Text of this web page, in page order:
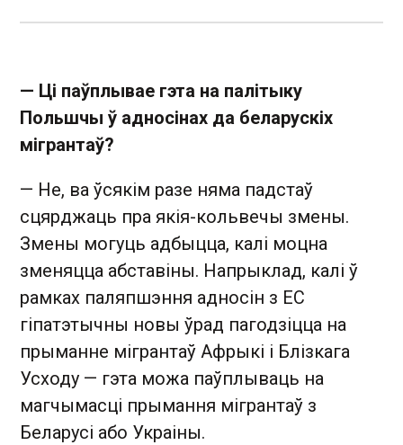
— Ці паўплывае гэта на палітыку
Польшчы ў адносінах да беларускіх
мігрантаў?
— Не, ва ўсякім разе няма падстаў
сцярджаць пра якія-кольвечы змены.
Змены могуць адбыцца, калі моцна
зменяцца абставіны. Напрыклад, калі ў
рамках паляпшэння адносін з ЕС
гіпатэтычны новы ўрад пагодзіцца на
прыманне мігрантаў Афрыкі і Блізкага
Усходу — гэта можа паўплываць на
магчымасці прымання мігрантаў з
Беларусі або Украіны.